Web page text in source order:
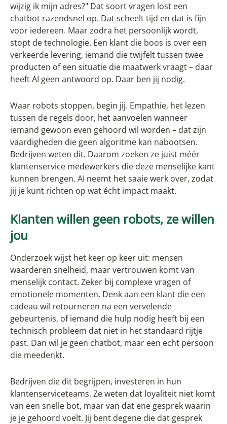
wijzig ik mijn adres?" Dat soort vragen lost een
chatbot razendsnel op. Dat scheelt tijd en dat is fijn
voor iedereen. Maar zodra het persoonlijk wordt,
stopt de technologie. Een klant die boos is over een
verkeerde levering, iemand die twijfelt tussen twee
producten of een situatie die maatwerk vraagt – daar
heeft AI geen antwoord op. Daar ben jij nodig.
Waar robots stoppen, begin jij. Empathie, het lezen
tussen de regels door, het aanvoelen wanneer
iemand gewoon even gehoord wil worden – dat zijn
vaardigheden die geen algoritme kan nabootsen.
Bedrijven weten dit. Daarom zoeken ze juist méér
klantenservice medewerkers die deze menselijke kant
kunnen brengen. AI neemt het saaie werk over, zodat
jij je kunt richten op wat écht impact maakt.
Klanten willen geen robots, ze willen
jou
Onderzoek wijst het keer op keer uit: mensen
waarderen snelheid, maar vertrouwen komt van
menselijk contact. Zeker bij complexe vragen of
emotionele momenten. Denk aan een klant die een
cadeau wil retourneren na een vervelende
gebeurtenis, of iemand die hulp nodig heeft bij een
technisch probleem dat niet in het standaard rijtje
past. Dan wil je geen chatbot, maar een echt persoon
die meedenkt.
Bedrijven die dit begrijpen, investeren in hun
klantenserviceteams. Ze weten dat loyaliteit niet komt
van een snelle bot, maar van dat ene gesprek waarin
je je gehoord voelt. Jij bent degene die dat gesprek